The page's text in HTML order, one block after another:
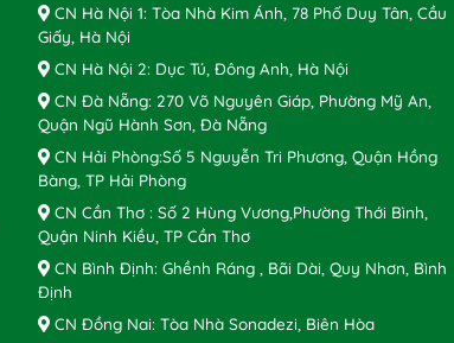
CN Hà Nội 1: Tòa Nhà Kim Ánh, 78 Phố Duy Tân, Cầu
Giấy, Hà Nội
CN Hà Nội 2: Dục Tú, Đông Anh, Hà Nội
CN Đà Nẵng: 270 Võ Nguyên Giáp, Phường Mỹ An,
Quận Ngũ Hành Sơn, Đà Nẵng
CN Hải Phòng:Số 5 Nguyễn Tri Phương, Quận Hồng
Bàng, TP Hải Phòng
CN Cần Thơ : Số 2 Hùng Vương,Phường Thới Bình,
Quận Ninh Kiều, TP Cần Thơ
CN Bình Định: Ghềnh Ráng , Bãi Dài, Quy Nhơn, Bình
Định
CN Đồng Nai: Tòa Nhà Sonadezi, Biên Hòa